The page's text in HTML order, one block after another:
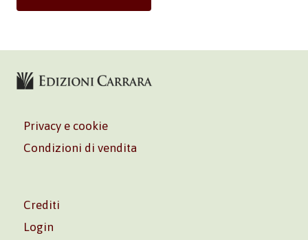
Privacy e cookie
Condizioni di vendita
Crediti
Login